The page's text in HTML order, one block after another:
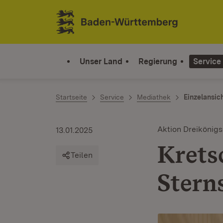
Zum Inhalt springen
Link zur Startseite
Unser Land Regierung Service
Startseite Service Mediathek
Aktion
13.01.2025
Teilen